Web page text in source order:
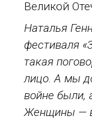
Великой
Наталья
фестиваля
такая
лицо. А мы
войне были,
Женщины —